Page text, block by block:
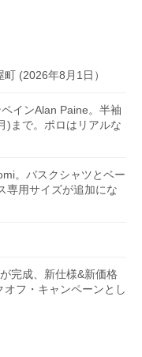
(2026年8月1日）
インAlan Paine。半袖
)まで。ポロはリアルな
。バスクシャツとベー
専用サイズが追加にな
完成、新仕様&新価格
フ・キャンペーンとし